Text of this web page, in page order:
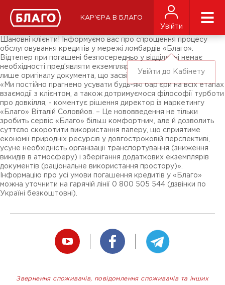
КАР'ЄРА В БЛАГО
Увійти
Увійти до Кабінету
ЗМІ про нас
Підписники соц-мереж
Ярмарки
Шановні клієнти! Інформуємо вас про спрощення процесу
обслуговування кредитів у мережі ломбардів «Благо».
Відтепер при погашені безпосередньо у відділенні немає
необхідності пред’являти екземпляр договору – достатньо
лише оригіналу документа, що засвідчує особу.
«Ми постійно прагнемо усувати будь-які бар’єри на всіх етапах
взаємодії з клієнтом, а також дотримуємося філософії турботи
про довкілля, - коментує рішення директор із маркетингу
«Благо» Віталій Соловйов. – Це нововведення не тільки
зробить сервіс «Благо» більш комфортним, але й дозволить
суттєво скоротити використання паперу, що сприятиме
економії природніх ресурсів у довгостроковій перспективі,
усуне необхідність організації транспортування (зниження
викидів в атмосферу) і зберігання додаткових екземплярів
документів (раціональне використання простору)».
Інформацію про усі умови погашення кредитів у «Благо»
можна уточнити на гарячій лінії 0 800 505 544 (дзвінки по
Україні безкоштовні).
Звернення споживачів, повідомлення споживачів та інших